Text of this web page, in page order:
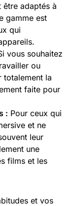
adaptés à
gamme est
qui
vous souhaitez
ou
totalement la
faite pour
: Pour ceux qui
et ne
leur
une
films et les
et vos